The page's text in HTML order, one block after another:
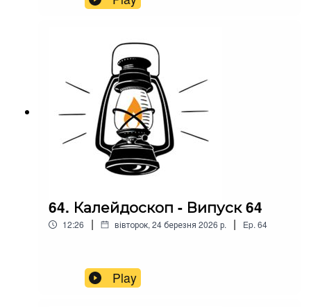
64. Калейдоскоп - Випуск 64
12:26 | вівторок, 24 березня 2026 р. | Ep. 64
Play